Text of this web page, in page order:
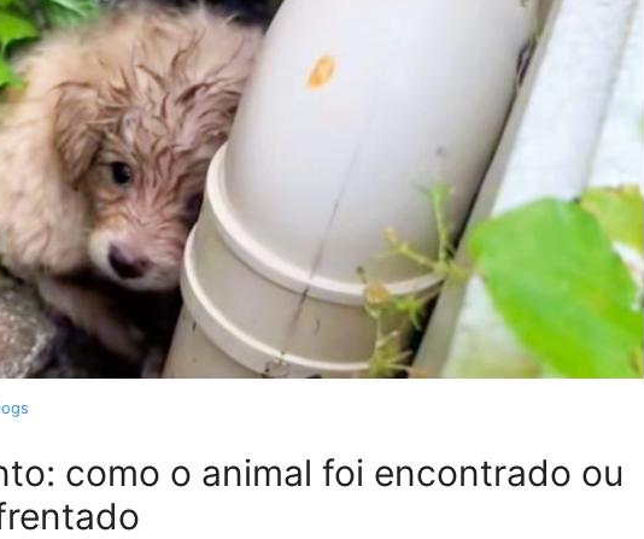
como o animal foi encontrado ou